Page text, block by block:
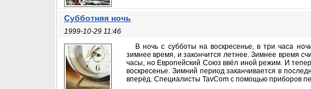
Субботняя ночь
1999-10-29 11:46
В ночь с субботы на воскресенье, в три часа
зимнее время, и закончится летнее. Зимнее время
часы, но Европейский Союз ввёл иной режим. И
воскресенье. Зимний период заканчивается в
вперёд. Специалисты TavCom с помощью приборов